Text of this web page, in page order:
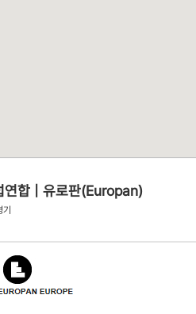
연합 | 유로판(Europan)